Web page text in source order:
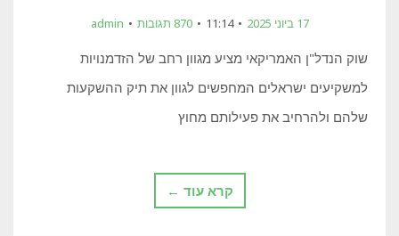
17 ביוני 2025 11:14 870 תגובות admin
שוק הנדל"ן האמריקאי מציע מגוון רחב של הזדמנויות
למשקיעים ישראלים המחפשים לגוון את תיק ההשקעות
שלהם ולהרחיב את פעילותם מחוץ
קרא עוד ←